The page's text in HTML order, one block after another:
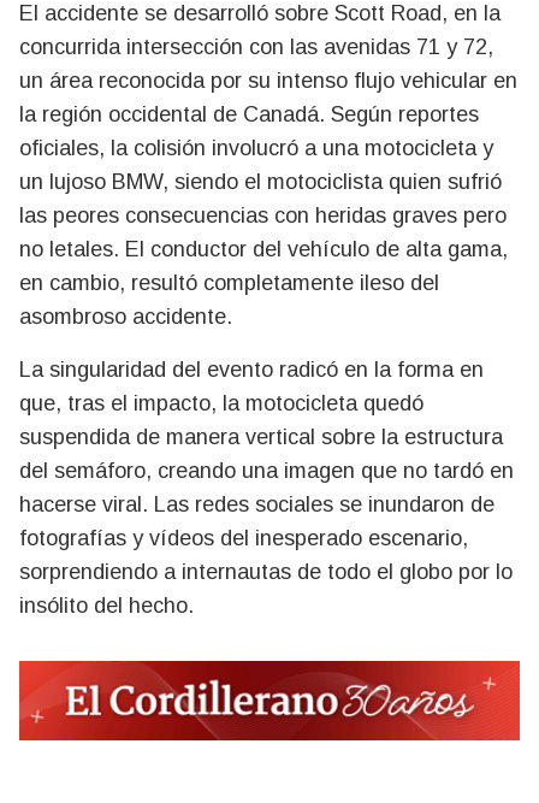
El accidente se desarrolló sobre Scott Road, en la
concurrida intersección con las avenidas 71 y 72,
un área reconocida por su intenso flujo vehicular en
la región occidental de Canadá. Según reportes
oficiales, la colisión involucró a una motocicleta y
un lujoso BMW, siendo el motociclista quien sufrió
las peores consecuencias con heridas graves pero
no letales. El conductor del vehículo de alta gama,
en cambio, resultó completamente ileso del
asombroso accidente.
La singularidad del evento radicó en la forma en
que, tras el impacto, la motocicleta quedó
suspendida de manera vertical sobre la estructura
del semáforo, creando una imagen que no tardó en
hacerse viral. Las redes sociales se inundaron de
fotografías y vídeos del inesperado escenario,
sorprendiendo a internautas de todo el globo por lo
insólito del hecho.